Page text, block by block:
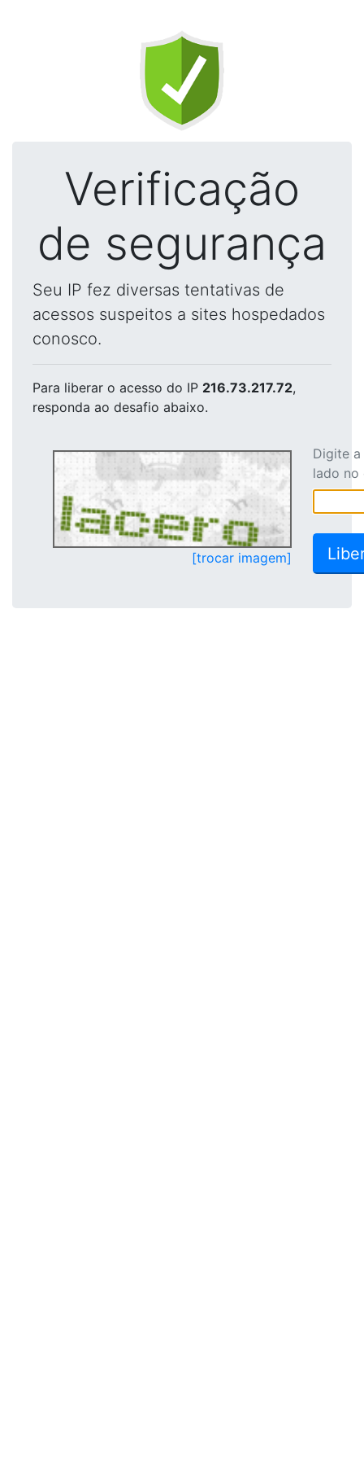
Verificação
de segurança
Seu IP fez diversas tentativas de
acessos suspeitos a sites hospedados
conosco.
Para liberar o acesso do IP 216.73.217.72,
responda ao desafio abaixo.
[trocar imagem]
Digite
lado no